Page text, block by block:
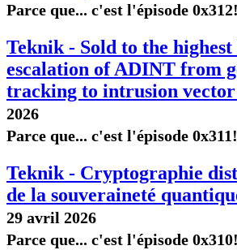
Parce que... c'est l'épisode 0x312!
Teknik - Sold to the
escalation of ADINT from
tracking to intrusion vector
2026
Parce que... c'est l'épisode 0x311!
Teknik - Cryptographie
de la souveraineté
29 avril 2026
Parce que... c'est l'épisode 0x310!